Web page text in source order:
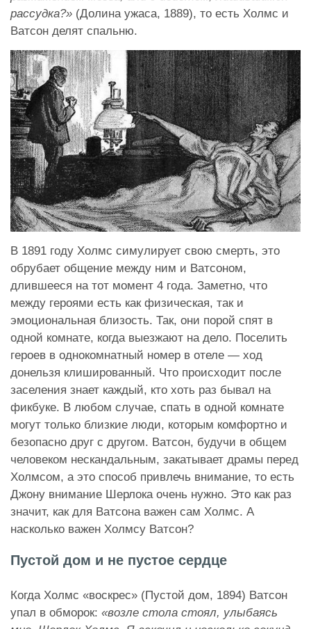
рассудка?» (Долина ужаса, 1889), то есть Холмс и
Ватсон делят спальню.
В 1891 году Холмс симулирует свою смерть, это
обрубает общение между ним и Ватсоном,
длившееся на тот момент 4 года. Заметно, что
между героями есть как физическая, так и
эмоциональная близость. Так, они порой спят в
одной комнате, когда выезжают на дело. Поселить
героев в однокомнатный номер в отеле — ход
донельзя клишированный. Что происходит после
заселения знает каждый, кто хоть раз бывал на
фикбуке. В любом случае, спать в одной комнате
могут только близкие люди, которым комфортно и
безопасно друг с другом. Ватсон, будучи в общем
человеком нескандальным, закатывает драмы перед
Холмсом, а это способ привлечь внимание, то есть
Джону внимание Шерлока очень нужно. Это как раз
значит, как для Ватсона важен сам Холмс. А
насколько важен Холмсу Ватсон?
Пустой дом и не пустое сердце
Когда Холмс «воскрес» (Пустой дом, 1894) Ватсон
упал в обморок: «возле стола стоял, улыбаясь